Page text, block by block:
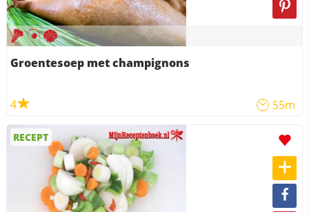
Groentesoep met champignons
4 55m
RECEPT